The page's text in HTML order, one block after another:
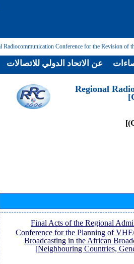
[Regional
[Final Acts of the Regional
Conference for the Planning of
Broadcasting in the African
Neighbouring Countries,
عن الاتحاد الدولي للاتصالات